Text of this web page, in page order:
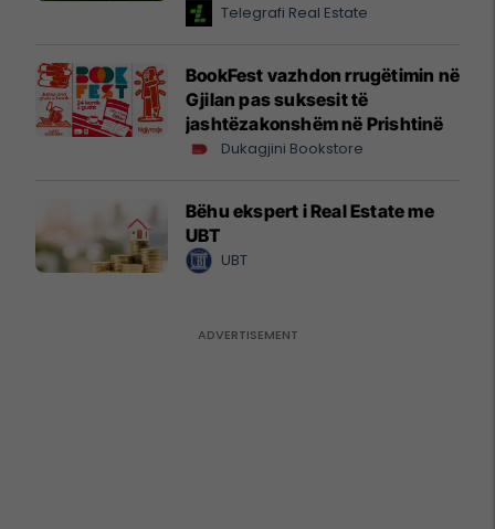
Telegrafi Real Estate
BookFest vazhdon rrugëtimin në
Gjilan pas suksesit të
jashtëzakonshëm në Prishtinë
Dukagjini Bookstore
Bëhu ekspert i Real Estate me
UBT
UBT